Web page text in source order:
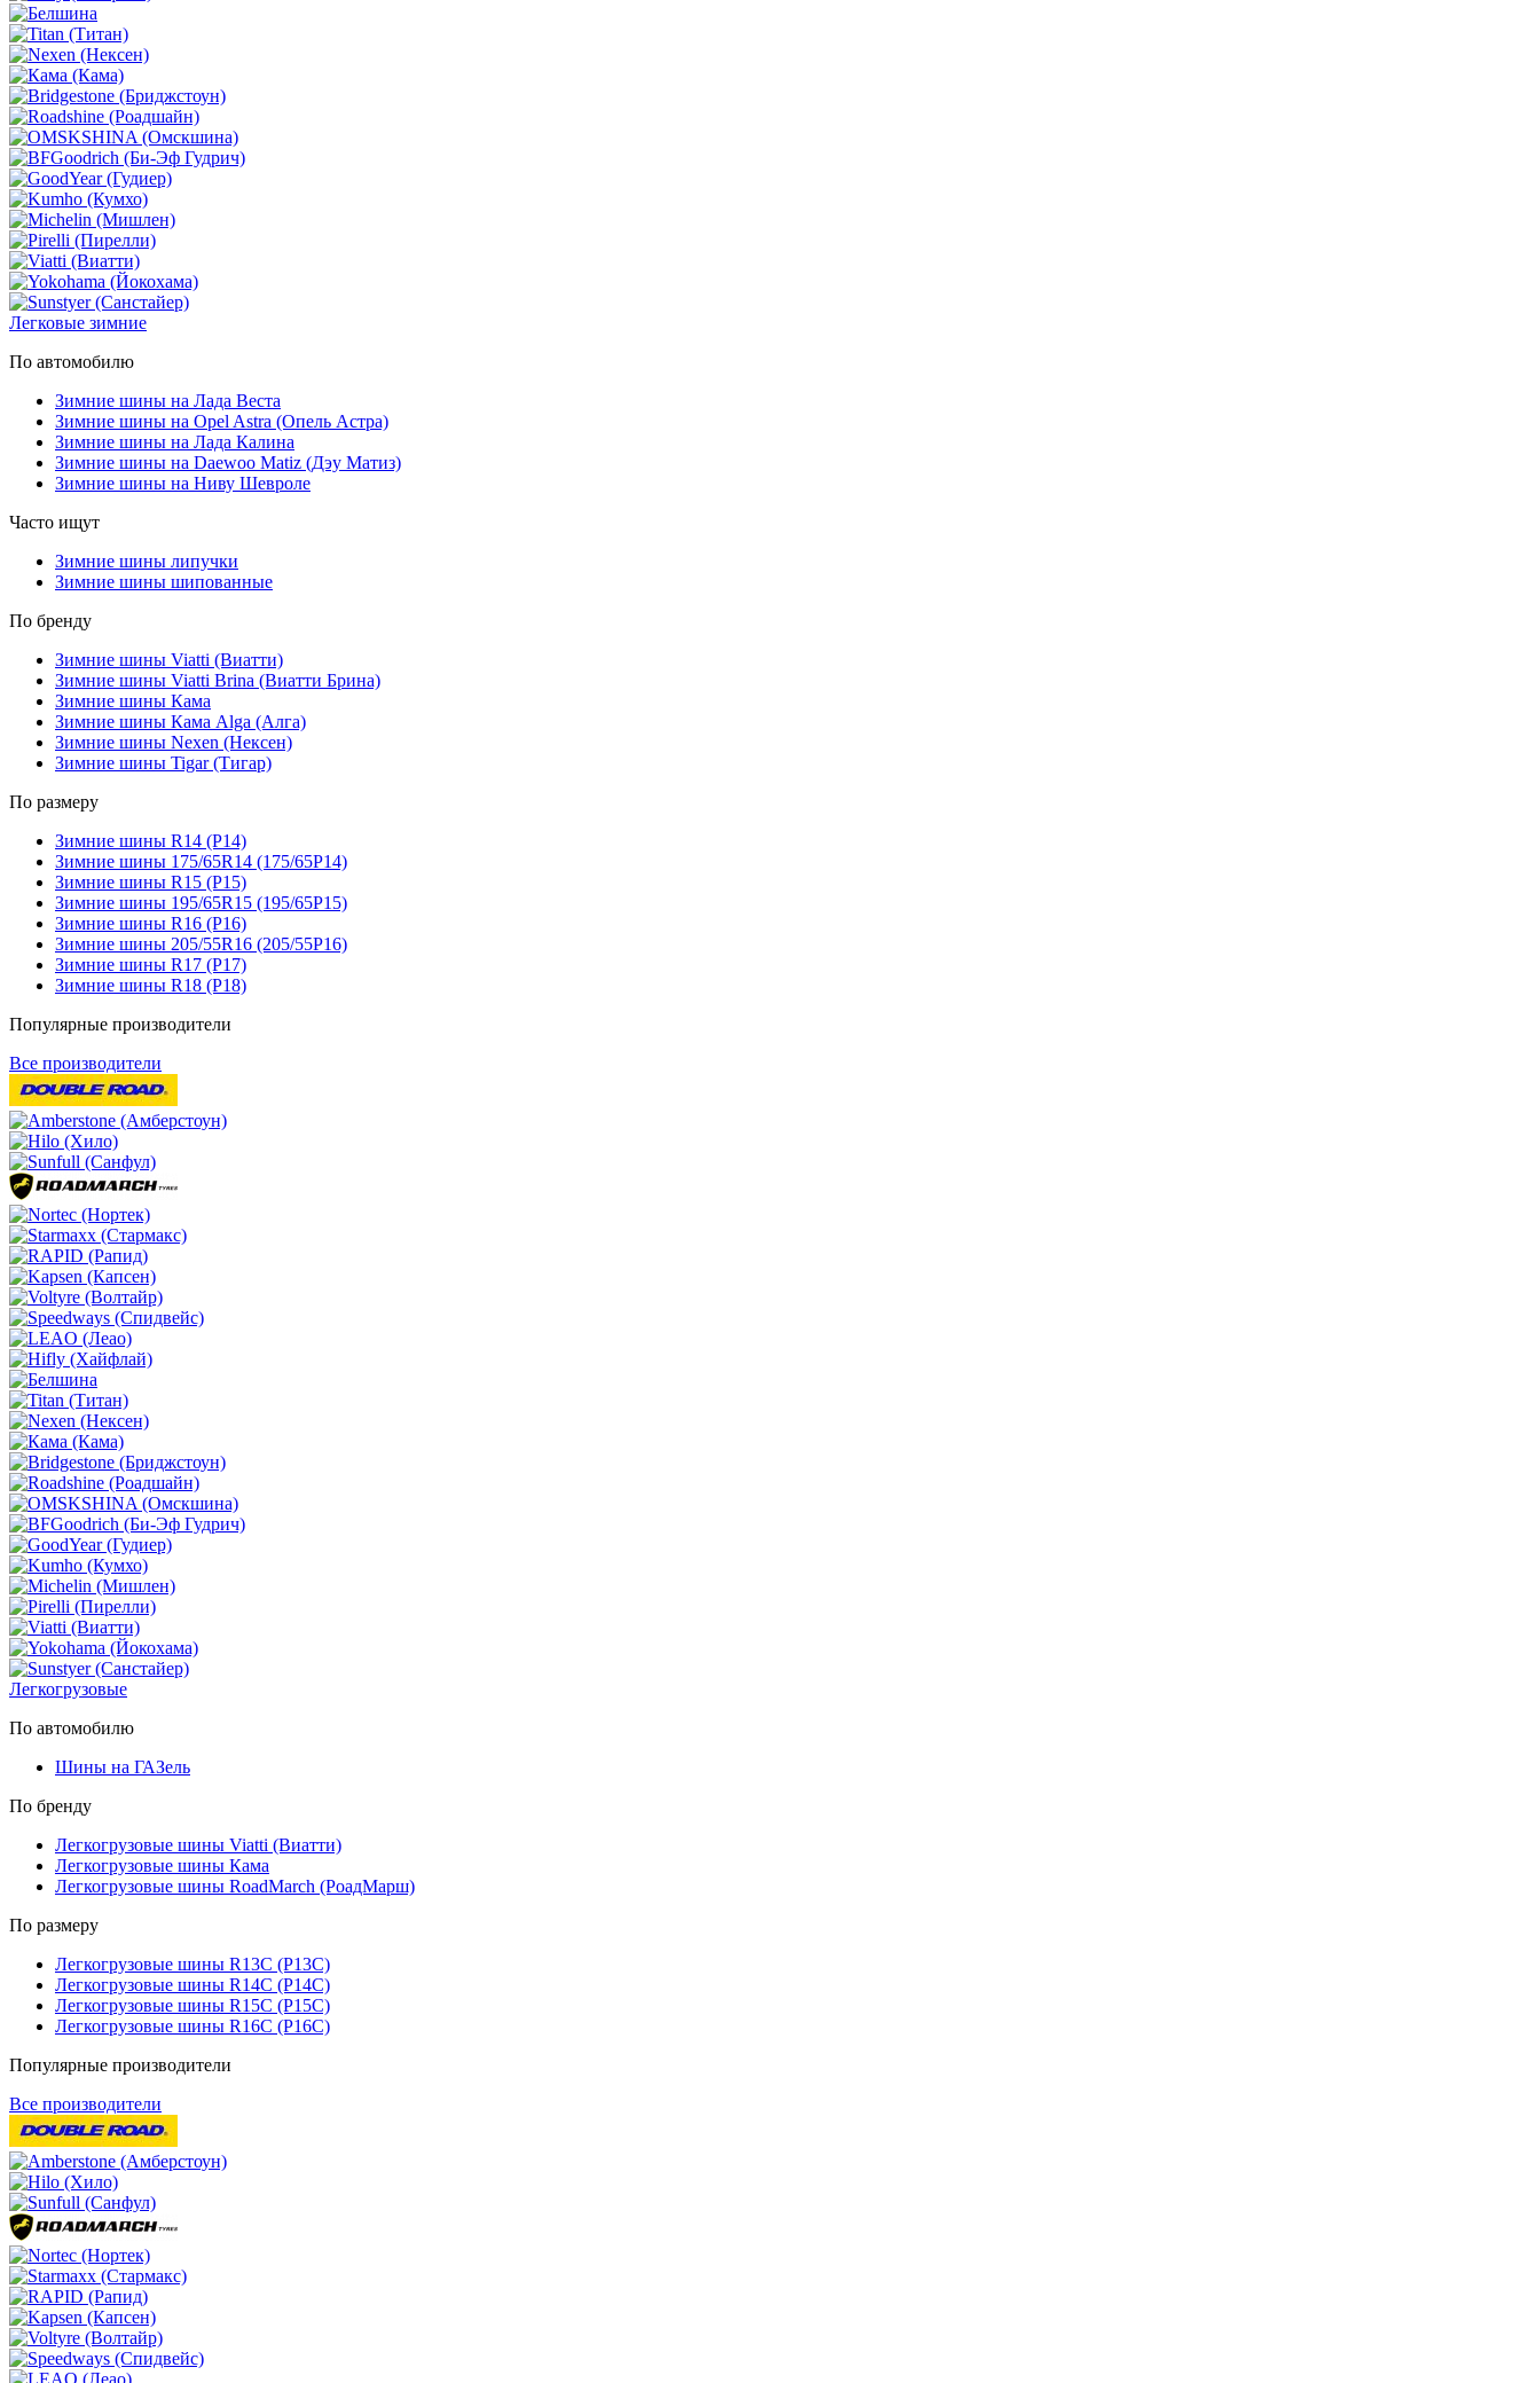
Легковые зимние
По автомобилю
Зимние шины на Лада Веста
Зимние шины на Opel Astra (Опель Астра)
Зимние шины на Лада Калина
Зимние шины на Daewoo Matiz (Дэу Матиз)
Зимние шины на Ниву Шевроле
Часто ищут
Зимние шины липучки
Зимние шины шипованные
По бренду
Зимние шины Viatti (Виатти)
Зимние шины Viatti Brina (Виатти Брина)
Зимние шины Кама
Зимние шины Кама Alga (Алга)
Зимние шины Nexen (Нексен)
Зимние шины Tigar (Тигар)
По размеру
Зимние шины R14 (Р14)
Зимние шины 175/65R14 (175/65Р14)
Зимние шины R15 (Р15)
Зимние шины 195/65R15 (195/65Р15)
Зимние шины R16 (Р16)
Зимние шины 205/55R16 (205/55Р16)
Зимние шины R17 (Р17)
Зимние шины R18 (Р18)
Популярные производители
Все производители
Легкогрузовые
По автомобилю
Шины на ГАЗель
По бренду
Легкогрузовые шины Viatti (Виатти)
Легкогрузовые шины Кама
Легкогрузовые шины RoadMarch (РоадМарш)
По размеру
Легкогрузовые шины R13C (Р13С)
Легкогрузовые шины R14C (Р14С)
Легкогрузовые шины R15C (Р15С)
Легкогрузовые шины R16C (Р16С)
Популярные производители
Все производители